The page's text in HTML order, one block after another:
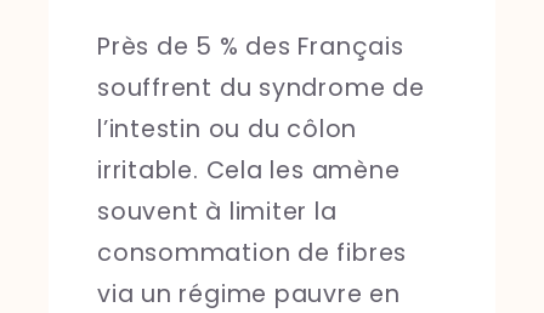
Près de 5 % des Français
souffrent du syndrome de
l’intestin ou du côlon
irritable. Cela les amène
souvent à limiter la
consommation de fibres
via un régime pauvre en